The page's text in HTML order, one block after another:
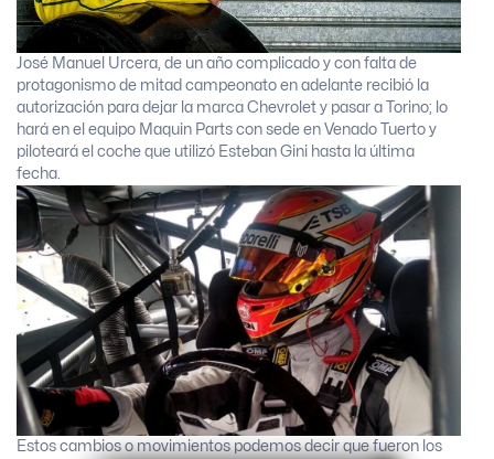
José Manuel Urcera, de un año complicado y con falta de
protagonismo de mitad campeonato en adelante recibió la
autorización para dejar la marca Chevrolet y pasar a Torino; lo
hará en el equipo Maquin Parts con sede en Venado Tuerto y
piloteará el coche que utilizó Esteban Gini hasta la última
fecha.
Estos cambios o movimientos podemos decir que fueron los